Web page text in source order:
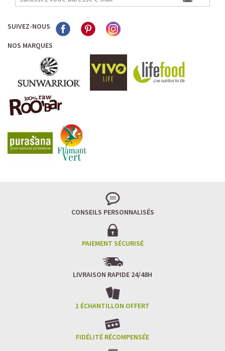
SUIVEZ-NOUS
NOS MARQUES
CONSEILS PERSONNALISÉS
PAIEMENT SÉCURISÉ
LIVRAISON RAPIDE 24/48H
1 ÉCHANTILLON OFFERT
FIDÉLITÉ RÉCOMPENSÉE